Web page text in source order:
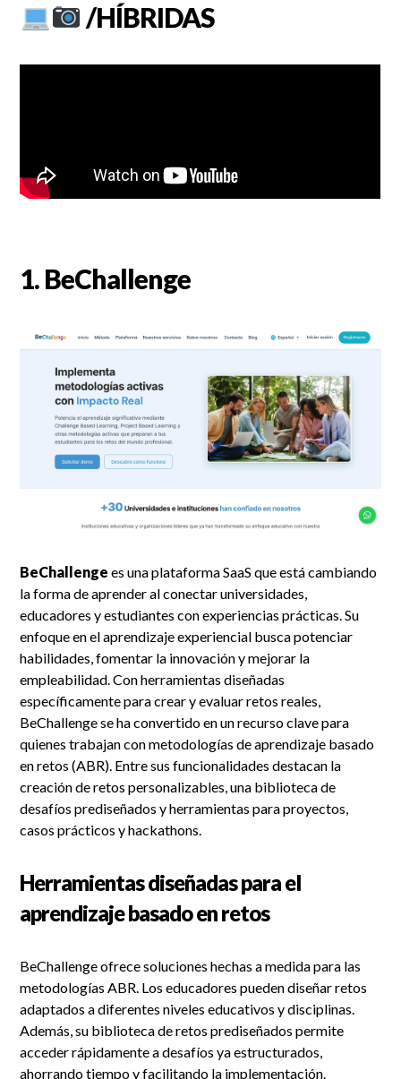
/HÍBRIDAS
1.BeChallenge
BeChallenge es una plataforma SaaS que está cambiando
la forma de aprender al conectar universidades,
educadores y estudiantes con experiencias prácticas. Su
enfoque en el aprendizaje experiencial busca potenciar
habilidades, fomentar la innovación y mejorar la
empleabilidad. Con herramientas diseñadas
específicamente para crear y evaluar retos reales,
BeChallenge se ha convertido en un recurso clave para
quienes trabajan con metodologías de aprendizaje basado
en retos (ABR). Entre sus funcionalidades destacan la
creación de retos personalizables, una biblioteca de
desafíos prediseñados y herramientas para proyectos,
casos prácticos y hackathons.
Herramientas diseñadas para el
aprendizaje basado en retos
BeChallenge ofrece soluciones hechas a medida para las
metodologías ABR. Los educadores pueden diseñar retos
adaptados a diferentes niveles educativos y disciplinas.
Además, su biblioteca de retos prediseñados permite
acceder rápidamente a desafíos ya estructurados,
ahorrando tiempo y facilitando la implementación.